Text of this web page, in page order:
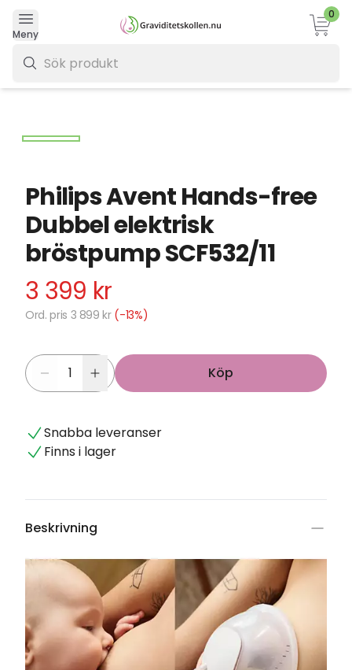
Meny
0
Philips Avent Hands-free
Dubbel elektrisk
bröstpump SCF532/11
3 399 kr
Ord. pris 3 899 kr (-13%)
Köp
Snabba leveranser
Finns i lager
Beskrivning